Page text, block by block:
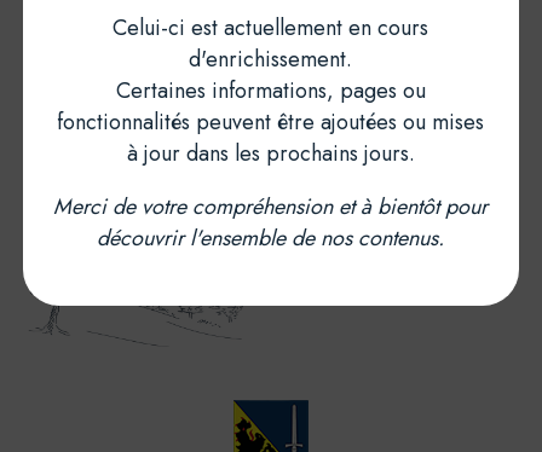
Celui-ci est actuellement en cours
d'enrichissement.
Certaines informations, pages ou
fonctionnalités peuvent être ajoutées ou mises
à jour dans les prochains jours.
Merci de votre compréhension et à bientôt pour
découvrir l'ensemble de nos contenus.